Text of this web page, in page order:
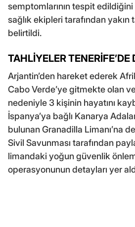
semptomlarının tespit edildiğini
sağlık ekipleri tarafından yakın
belirtildi.
TAHLİYELER TENERİFE’DE
Arjantin’den hareket ederek
Cabo Verde’ye gitmekte olan
nedeniyle 3 kişinin hayatını
İspanya’ya bağlı Kanarya
bulunan Granadilla Limanı’na
Sivil Savunması tarafından
limandaki yoğun güvenlik
operasyonunun detayları yer